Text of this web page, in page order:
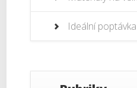
Ideální